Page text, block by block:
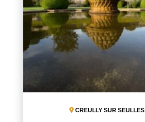
CREULLY SUR SEULLES